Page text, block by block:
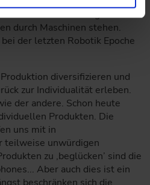
Massenarbeitslosigkeit und
durch Maschinen stehen.
der letzten Robotik Epoche
diversifizieren und
zur Individualität erleben.
der andere. Schon heute
Produkten. Die
uns mit in
teilweise unwürdigen
zu ‚beglücken’ sind die
Aber auch dies ist ein